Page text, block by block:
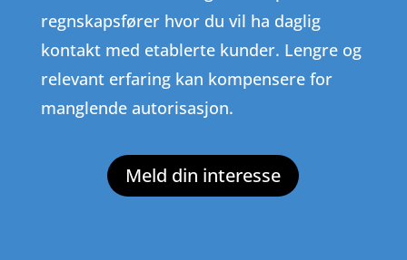
regnskapsfører hvor du vil ha daglig
kontakt med etablerte kunder. Lengre og
relevant erfaring kan kompensere for
manglende autorisasjon.
Meld din interesse